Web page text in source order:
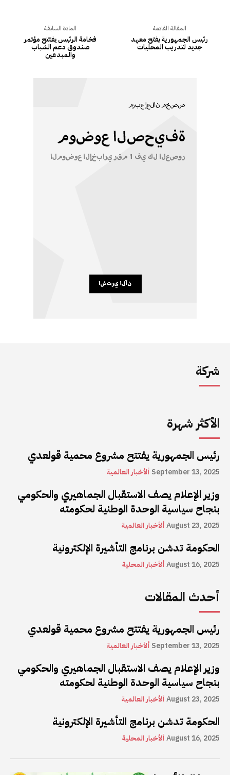
شركة
الأكثر شهرة
رئيس الجمهورية يفتتح مشروع محمية قولعدي
ألأخبار العالمية September 13, 2025
وزير الإعلام يصف الاستقبال الجماهيري والحكومي
بنجاح سياسية الوحدة الوطنية لحكومته
ألأخبار العالميةAugust 23, 2025
الحكومة تدشن برنامج التأشيرة الإلكترونية
ألأخبار المحليةAugust 16, 2025
أحدث المقالات
رئيس الجمهورية يفتتح مشروع محمية قولعدي
ألأخبار العالمية September 13, 2025
وزير الإعلام يصف الاستقبال الجماهيري والحكومي
بنجاح سياسية الوحدة الوطنية لحكومته
ألأخبار العالميةAugust 23, 2025
الحكومة تدشن برنامج التأشيرة الإلكترونية
ألأخبار المحليةAugust 16, 2025